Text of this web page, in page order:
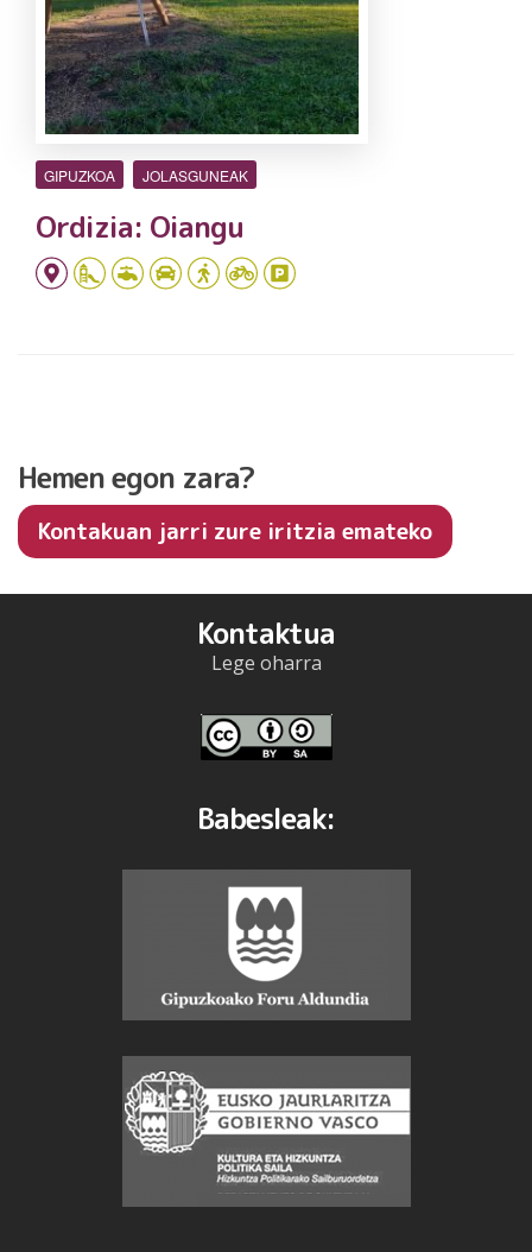
GIPUZKOA JOLASGUNEAK
Ordizia: Oiangu
Hemen egon zara?
Kontakuan jarri zure iritzia emateko
Kontaktua
Lege oharra
Babesleak: